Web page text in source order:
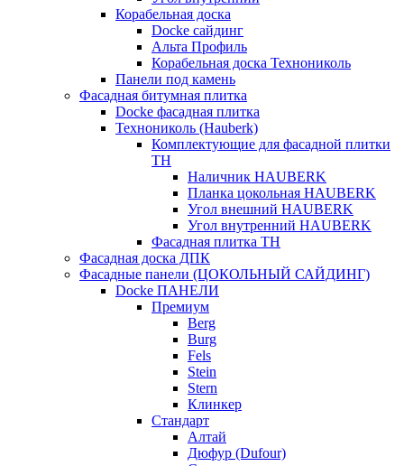
Корабельная доска
Docke сайдинг
Альта Профиль
Корабельная доска Технониколь
Панели под камень
Фасадная битумная плитка
Docke фасадная плитка
Технониколь (Hauberk)
Комплектующие для фасадной плитки
ТН
Наличник HAUBERK
Планка цокольная HAUBERK
Угол внешний HAUBERK
Угол внутренний HAUBERK
Фасадная плитка ТН
Фасадная доска ДПК
Фасадные панели (ЦОКОЛЬНЫЙ САЙДИНГ)
Docke ПАНЕЛИ
Премиум
Berg
Burg
Fels
Stein
Stern
Клинкер
Стандарт
Алтай
Дюфур (Dufour)